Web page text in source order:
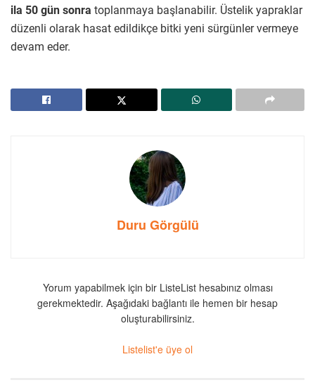
ila 50 gün sonra toplanmaya başlanabilir. Üstelik yapraklar
düzenli olarak hasat edildikçe bitki yeni sürgünler vermeye
devam eder.
Duru Görgülü
Yorum yapabilmek için bir ListeList hesabınız olması
gerekmektedir. Aşağıdaki bağlantı ile hemen bir hesap
oluşturabilirsiniz.
Listelist'e üye ol